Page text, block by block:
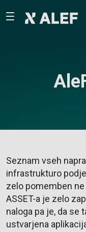
Seznam vseh
infrastrukturo
zelo pomemben ne
ASSET-a je zelo
naloga pa je, da se
ustvarjena